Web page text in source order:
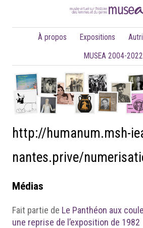
À propos Expositions
MUSEA 2004-2022
http://humanum.msh-
nantes.prive/
Médias
Fait partie de Le Panthéon aux
une reprise de l’exposition de 1982